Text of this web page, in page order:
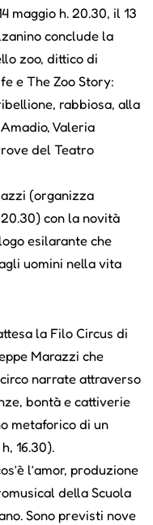
maggio h. 20.30, il 13
conclude la
zoo, dittico di
e The Zoo Story:
rabbiosa, alla
Valeria
del Teatro
(organizza
con la novità
esilarante che
uomini nella vita
la Filo Circus di
Marazzi che
narrate attraverso
bontà e cattiverie
metaforico di un
16.30).
l’amor, produzione
della Scuola
Sono previsti nove